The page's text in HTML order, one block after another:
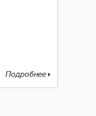
Подробнее